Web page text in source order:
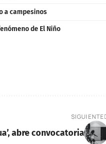
a campesinos
de El Niño
SIGUIENTE
abre convocatoria